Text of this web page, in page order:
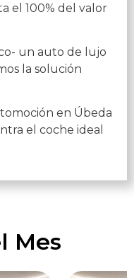
el 100% del valor
un auto de lujo
la solución
en Úbeda
el coche ideal
Mes